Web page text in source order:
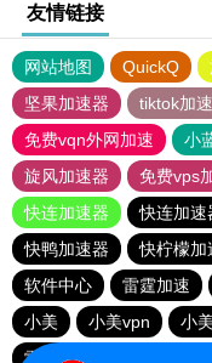
友情链接
网站地图 QuickQ
坚果加速器
tiktok加
免费vqn外网加速
小
旋风加速器
免费vps
快连加速器
快连加速
快鸭加速器
快柠檬加
软件中心
雷霆加速
小美
小美vpn 小
雷霆加速版ins